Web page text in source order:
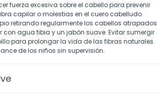
fuerza excesiva sobre el cabello para prevenir
capilar o molestias en el cuero cabelludo.
retirando regularmente los cabellos atrapados
con agua tibia y un jabón suave. Evitar sumergir
para prolongar la vida de las fibras naturales.
de los niños sin supervisión.